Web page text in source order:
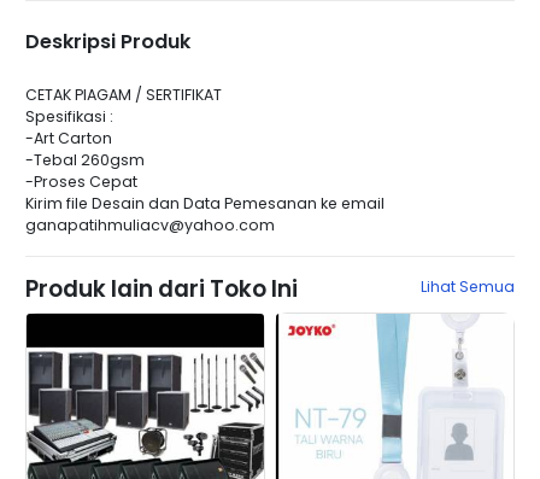
Deskripsi Produk
CETAK PIAGAM / SERTIFIKAT
Spesifikasi :
-Art Carton
-Tebal 260gsm
-Proses Cepat
Kirim file Desain dan Data Pemesanan ke email
ganapatihmuliacv@yahoo.com
Produk lain dari Toko Ini Lihat Semua